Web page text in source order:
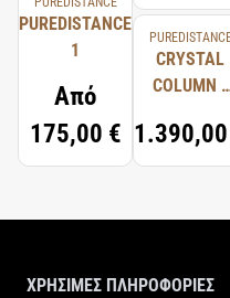
PUREDISTANCE
1
Από
175,00 €
CRYSTAL
COLUMN -
STEEL
ΧΡΗΣΙΜΕΣ ΠΛΗΡΟΦΟΡΙΕΣ